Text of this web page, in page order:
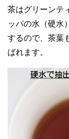
茶はグリーンテ
ッパの水（硬水
するので、茶葉
ばれます。